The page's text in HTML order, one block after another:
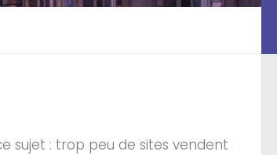
sujet : trop peu de sites vendent